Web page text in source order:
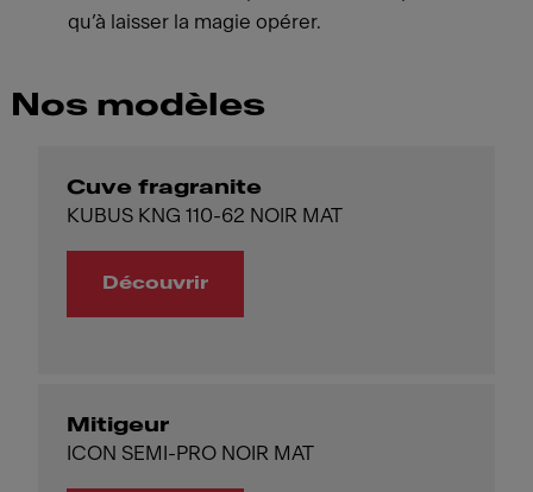
qu’à laisser la magie opérer.
Nos modèles
Cuve fragranite
KUBUS KNG 110-62 NOIR MAT
Découvrir
Mitigeur
ICON SEMI-PRO NOIR MAT